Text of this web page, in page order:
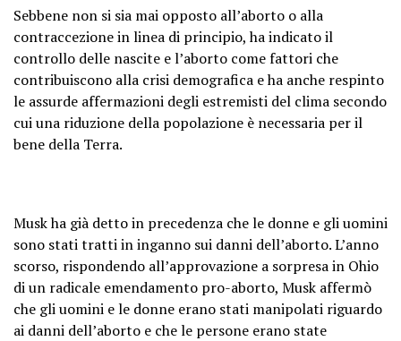
Sebbene non si sia mai opposto all’aborto o alla
contraccezione in linea di principio, ha indicato il
controllo delle nascite e l’aborto come fattori che
contribuiscono alla crisi demografica e ha anche respinto
le assurde affermazioni degli estremisti del clima secondo
cui una riduzione della popolazione è necessaria per il
bene della Terra.
Musk ha già detto in precedenza che le donne e gli uomini
sono stati tratti in inganno sui danni dell’aborto. L’anno
scorso, rispondendo all’approvazione a sorpresa in Ohio
di un radicale emendamento pro-aborto, Musk affermò
che gli uomini e le donne erano stati manipolati riguardo
ai danni dell’aborto e che le persone erano state